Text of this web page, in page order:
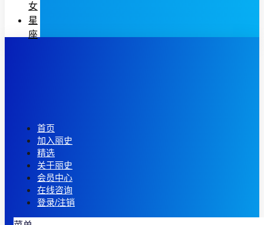
女
星
座
首页
加入丽史
精选
关于丽史
会员中心
在线咨询
登录/注销